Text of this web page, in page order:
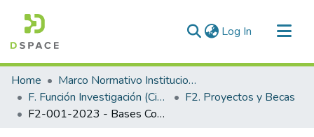
Log In (current)
Communities & Collections
All of DSpace
Statistics
Home
Marco Normativo Institucional
F. Función Investigación (Ciencia y Tecnología)
F2. Proyectos y Becas
F2-001-2023 - Bases Convocatoria Becas 2023